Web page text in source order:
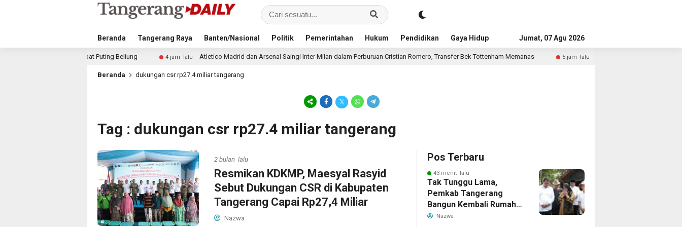
Beranda Tangerang Raya Banten/Nasional Politik Pemerintahan Hukum Pendidikan Gaya Hidup Advertorial
Jumat, 07 Agu 2026
4 jam lalu Atletico Madrid dan Arsenal Saingi Inter Milan dalam Perburuan Cristian Romero, Transfer Bek Tottenham Memanas 5 jam lalu Bandara Husein Sastranegara Kembali Layani
Beranda dukungan csr rp27.4 miliar tangerang
Tag : dukungan csr rp27.4 miliar tangerang
2 bulan lalu
Resmikan KDKMP, Maesyal Rasyid
Sebut Dukungan CSR di Kabupaten
Tangerang Capai Rp27,4 Miliar
Nazwa
Pos Terbaru
43 menit lalu
Tak Tunggu Lama,
Pemkab Tangerang
Bangun Kembali Rumah
Warga yang Roboh
Nazwa